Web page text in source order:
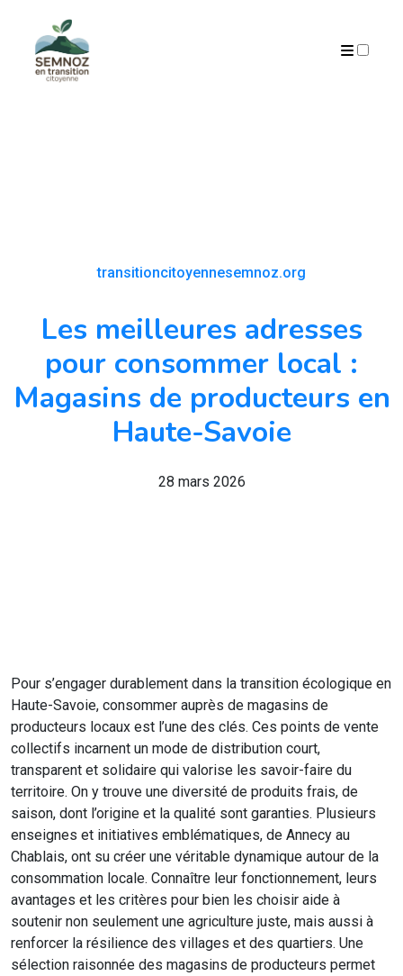
transitioncitoyennesemnoz.org
Les meilleures adresses
pour consommer local :
Magasins de producteurs en
Haute-Savoie
28 mars 2026
Pour s’engager durablement dans la transition écologique en
Haute-Savoie, consommer auprès de magasins de
producteurs locaux est l’une des clés. Ces points de vente
collectifs incarnent un mode de distribution court,
transparent et solidaire qui valorise les savoir-faire du
territoire. On y trouve une diversité de produits frais, de
saison, dont l’origine et la qualité sont garanties. Plusieurs
enseignes et initiatives emblématiques, de Annecy au
Chablais, ont su créer une véritable dynamique autour de la
consommation locale. Connaître leur fonctionnement, leurs
avantages et les critères pour bien les choisir aide à
soutenir non seulement une agriculture juste, mais aussi à
renforcer la résilience des villages et des quartiers. Une
sélection raisonnée des magasins de producteurs permet